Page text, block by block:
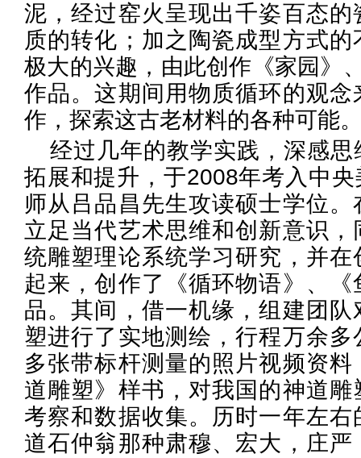
泥，经过窑火呈现出千姿百态
质的转化；加之陶瓷成型方式
极大的兴趣，由此创作《家园》
作品。这期间用物质循环的观
作，探索这古老材料的各种可能
经过几年的教学实践，深感
拓展和提升，于2008年考入中
师从吕品昌先生攻读硕士学位
立足当代艺术思维和创新意识
统雕塑理论系统学习研究，并
起来，创作了《循环物语》、
品。其间，借一机缘，组建团
塑进行了实地测绘，行程万余
多张带标杆测量的照片视频资
道雕塑》样书，对我国的神道
考察和数据收集。历时一年左
道石仲翁那种肃穆、宏大，庄